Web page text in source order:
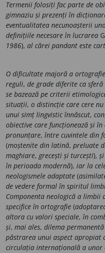
Termenii folosiți fac parte de
gimnaziu și prezenți în
eventualitatea necunoașterii
definițiile necesare în lucrarea
1986), al cărei pandant este
O dificultate majoră a
reguli, de grade diferite ca
se bazează pe criterii
situații, o distincție care cere
unui simț lingvistic înnăscut,
obiective care funcționează și
pronunțare, între cuvintele din
(moștenite din latină, preluate
maghiare, grecești și turcești),
în perioada modernă), iar la
neologismele adaptate (
de vedere formal în spiritul
Componenta neologică a
specifice în ortografie (
altora cu valori speciale, în
și, mai ales, dilema
păstrarea unui aspect apropiat
circulația internațională a unor